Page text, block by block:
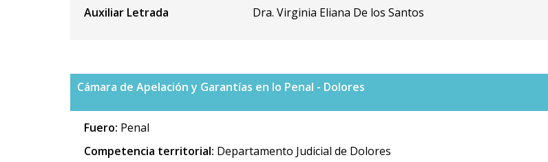
Auxiliar Letrada Dra. Virginia Eliana De los Santos
Cámara de Apelación y Garantías en lo Penal - Dolores
Fuero: Penal
Competencia territorial: Departamento Judicial de Dolores